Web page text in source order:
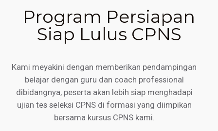
Program Persiapan
Siap Lulus CPNS
Kami meyakini dengan memberikan pendampingan
belajar dengan guru dan coach professional
dibidangnya, peserta akan lebih siap menghadapi
ujian tes seleksi CPNS di formasi yang diimpikan
bersama kursus CPNS kami.